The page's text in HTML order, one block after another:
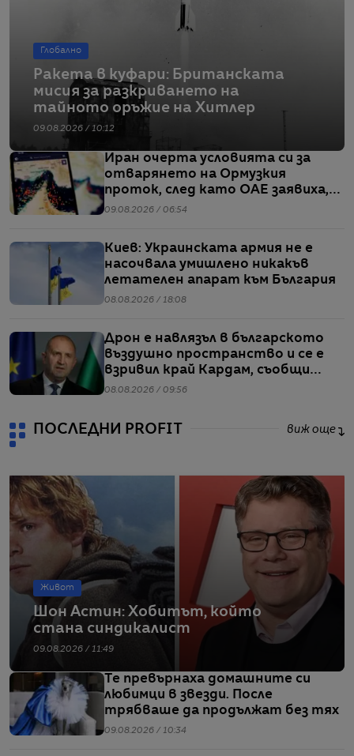
Глобално
Ракета в куфари: Британската
мисия за разкриването на
тайното оръжие на Хитлер
09.08.2026 / 10:12
Иран очерта условията си за
отварянето на Ормузкия
проток, след като ОАЕ заявиха,
че един от корабите им е бил
09.08.2026 / 06:54
Киев: Украинската армия не е
насочвала умишлено никакъв
летателен апарат към България
08.08.2026 / 18:08
Дрон е навлязъл в българското
въздушно пространство и се е
взривил край Кардам, съобщи
Радев
08.08.2026 / 09:56
ПОСЛЕДНИ PROFIT виж още
Живот
Шон Астин: Хобитът, който
стана синдикалист
09.08.2026 / 11:49
Те превърнаха домашните си
любимци в звезди. После
трябваше да продължат без тях
09.08.2026 / 10:34